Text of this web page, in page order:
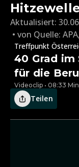
Aktualisiert:
von Quelle: APA,
Treffpunkt
40 Grad im
für die
Videoclip • 08:33 Min
Teilen